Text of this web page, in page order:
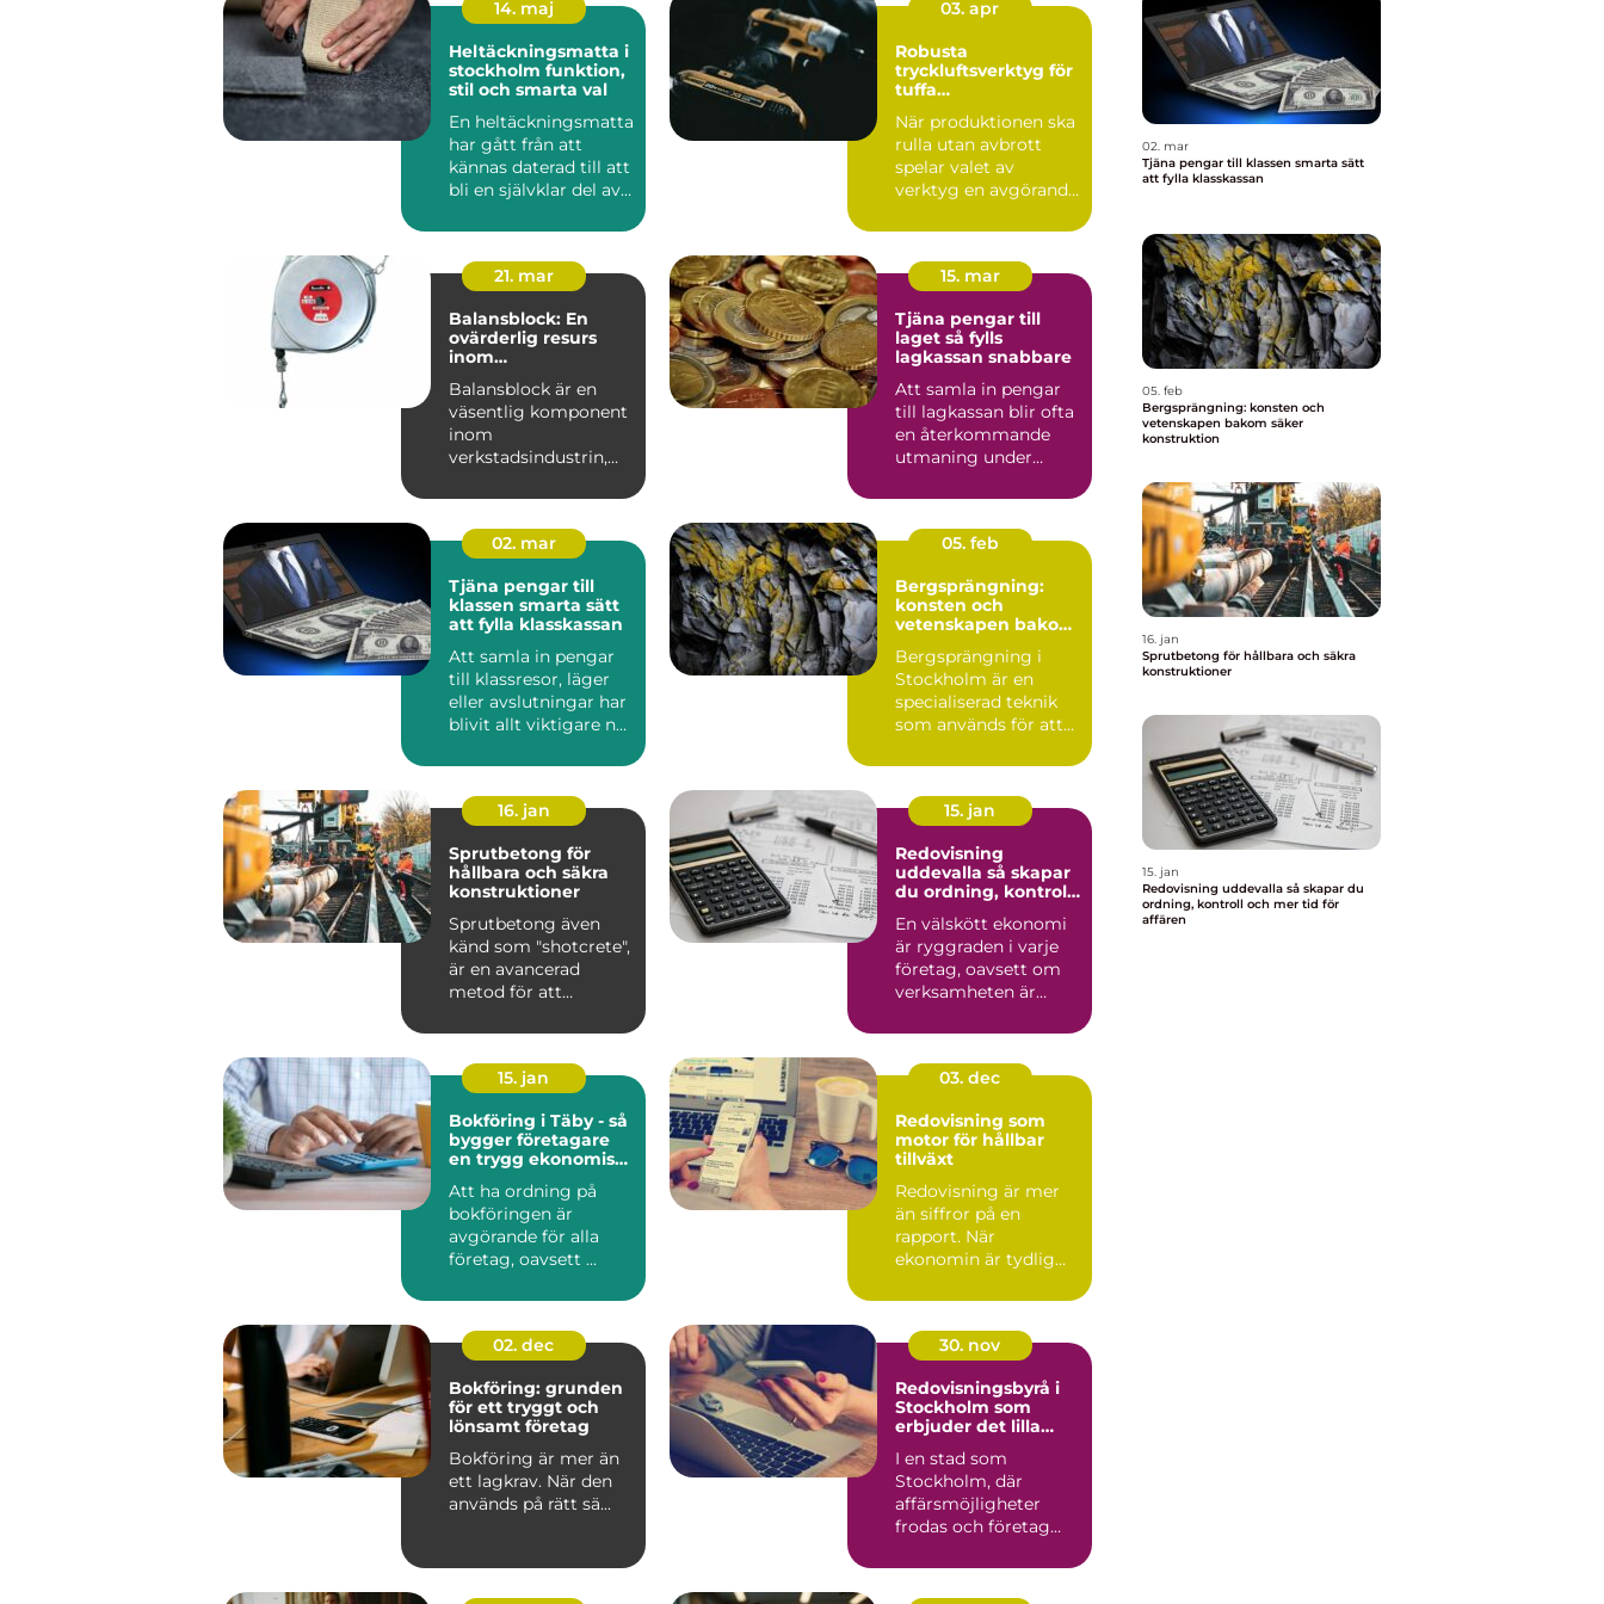
14. maj
Heltäckningsmatta i
stockholm funktion,
stil och smarta val
En heltäckningsmatta
har gått från att
kännas daterad till att
bli en självklar del av
03. apr
Robusta
tryckluftsverktyg för
tuffa
När produktionen ska
rulla utan avbrott
spelar valet av
verktyg en avgörande
21. mar
Balansblock: En
ovärderlig resurs
inom
Balansblock är en
väsentlig komponent
inom
verkstadsindustrin,
15. mar
Tjäna pengar till
laget så fylls
lagkassan snabbare
Att samla in pengar
till lagkassan blir ofta
en återkommande
utmaning under
Cupavgifter, t...
02. mar
Tjäna pengar till
klassen smarta sätt
att fylla klasskassan
Att samla in pengar
till klassresor, läger
eller avslutningar har
blivit allt viktigare när
05. feb
Bergsprängning:
konsten och
vetenskapen bakom
Bergsprängning i
Stockholm är en
specialiserad teknik
som används för att
16. jan
Sprutbetong för
hållbara och säkra
konstruktioner
Sprutbetong även
känd som "shotcrete",
är en avancerad
metod för att
15. jan
Redovisning
uddevalla så skapar
du ordning, kontroll
affären
En välskött ekonomi
är ryggraden i varje
företag, oavsett om
verksamheten är
växan...
15. jan
Bokföring i Täby - så
bygger företagare
en trygg ekonomisk
Att ha ordning på
bokföringen är
avgörande för alla
företag, oavsett ...
03. dec
Redovisning som
motor för hållbar
tillväxt
Redovisning är mer
än siffror på en
rapport. När
ekonomin är tydlig
02. dec
Bokföring: grunden
för ett tryggt och
lönsamt företag
Bokföring är mer än
ett lagkrav. När den
används på rätt sä...
30. nov
Redovisningsbyrå i
Stockholm som
erbjuder det lilla
I en stad som
Stockholm, där
affärsmöjligheter
frodas och företag
02. mar
Tjäna pengar till klassen smarta sätt
att fylla klasskassan
05. feb
Bergsprängning: konsten och
vetenskapen bakom säker
konstruktion
16. jan
Sprutbetong för hållbara och säkra
konstruktioner
15. jan
Redovisning uddevalla så skapar du
ordning, kontroll och mer tid för
affären